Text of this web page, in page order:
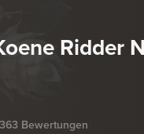
Ridder
Bewertungen